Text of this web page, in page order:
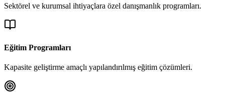
Sektörel ve kurumsal ihtiyaçlara özel danışmanlık programları.
Eğitim Programları
Kapasite geliştirme amaçlı yapılandırılmış eğitim çözümleri.